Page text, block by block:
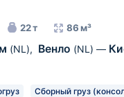
22 т 86 м³
(NL), Венло (NL) —
Сборный груз